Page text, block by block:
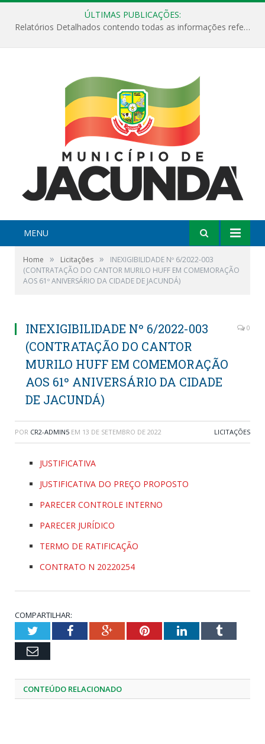
ÚLTIMAS PUBLICAÇÕES:
Relatórios Detalhados contendo todas as informações referentes a execução de recursos destinados ao fomento de projetos culturais no Município de Jacundá entre os anos de 2022 ao presente ano de 2026.
MENU
Home » Licitações »
INEXIGIBILIDADE Nº 6/2022-003
(CONTRATAÇÃO DO CANTOR MURILO HUFF EM COMEMORAÇÃO
AOS 61º ANIVERSÁRIO DA CIDADE DE JACUNDÁ)
INEXIGIBILIDADE Nº 6/2022-003
(CONTRATAÇÃO DO CANTOR
MURILO HUFF EM COMEMORAÇÃO
AOS 61º ANIVERSÁRIO DA CIDADE
DE JACUNDÁ)
0
POR CR2-ADMIN5 EM 13 DE SETEMBRO DE 2022 LICITAÇÕES
JUSTIFICATIVA
JUSTIFICATIVA DO PREÇO PROPOSTO
PARECER CONTROLE INTERNO
PARECER JURÍDICO
TERMO DE RATIFICAÇÃO
CONTRATO N 20220254
COMPARTILHAR:
TwitterFacebookGoogle+PinterestLinkedInTumblr
Email
CONTEÚDO RELACIONADO